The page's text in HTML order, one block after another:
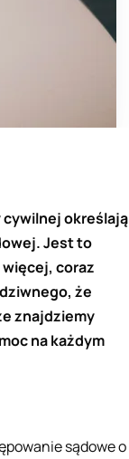
cywilnej określają
Jest to
coraz
że
znajdziemy
na każdym
sądowe o